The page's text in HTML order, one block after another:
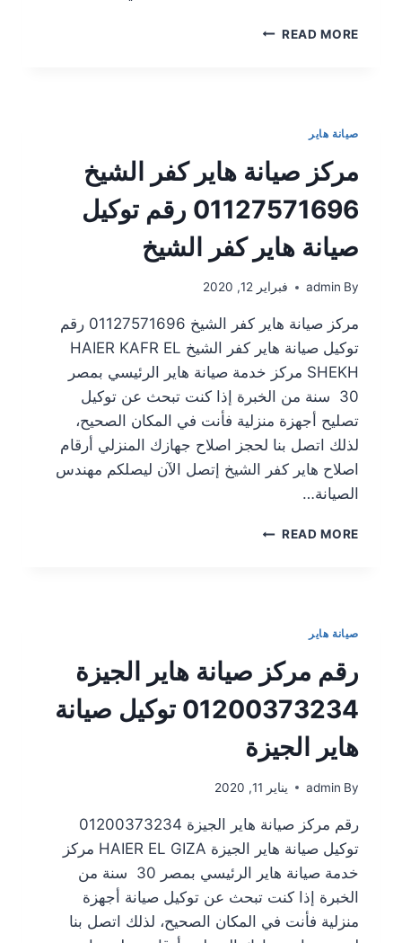
READ MORE
صيانة هاير
مركز صيانة هاير كفر الشيخ
01127571696 رقم توكيل
صيانة هاير كفر الشيخ
By
admin فبراير 12, 2020
مركز صيانة هاير كفر الشيخ 01127571696 رقم
توكيل صيانة هاير كفر الشيخ HAIER KAFR EL
SHEKH مركز خدمة صيانة هاير الرئيسي بمصر
30 سنة من الخبرة إذا كنت تبحث عن توكيل
تصليح أجهزة منزلية فأنت في المكان الصحيح،
لذلك اتصل بنا لحجز اصلاح جهازك المنزلي أرقام
اصلاح هاير كفر الشيخ إتصل الآن ليصلكم مهندس
الصيانة…
READ MORE
صيانة هاير
رقم مركز صيانة هاير الجيزة
01200373234 توكيل صيانة
هاير الجيزة
By
admin يناير 11, 2020
رقم مركز صيانة هاير الجيزة 01200373234
توكيل صيانة هاير الجيزة HAIER EL GIZA مركز
خدمة صيانة هاير الرئيسي بمصر 30 سنة من
الخبرة إذا كنت تبحث عن توكيل صيانة أجهزة
منزلية فأنت في المكان الصحيح، لذلك اتصل بنا